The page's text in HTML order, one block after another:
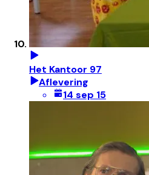
Het Kantoor 97
Aflevering
14 sep 15